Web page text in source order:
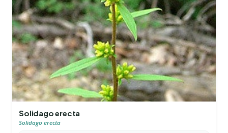
Solidago erecta
Solidago erecta